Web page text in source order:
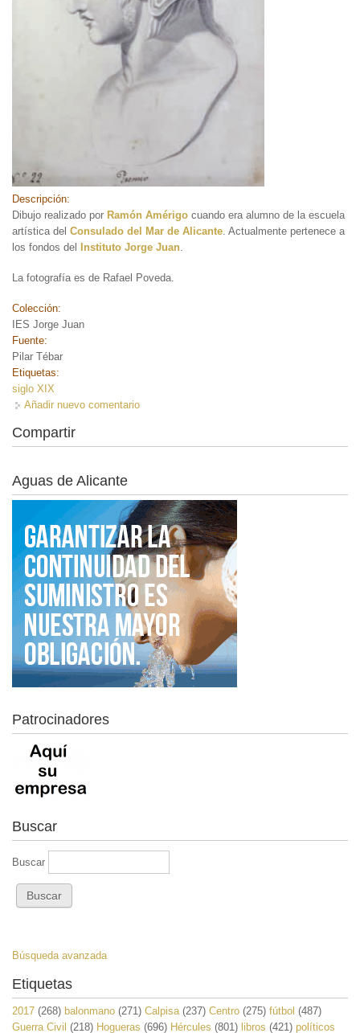
Descripción:
Dibujo realizado por Ramón Amérigo cuando era alumno de la escuela
artística del Consulado del Mar de Alicante . Actualmente pertenece a
los fondos del Instituto Jorge Juan
La fotografía es de Rafael Poveda.
Colección:
IES Jorge Juan
Fuente:
Pilar Tébar
Etiquetas:
siglo XIX
Añadir nuevo comentario
Compartir
Aguas de Alicante
Patrocinadores
Buscar
Buscar
Búsqueda avanzada
Etiquetas
2017 (268) balonmano (271) Calpisa (237) Centro (275) fútbol (487)
Guerra Civil (218) Hogueras (696) Hércules (801) libros (421) políticos